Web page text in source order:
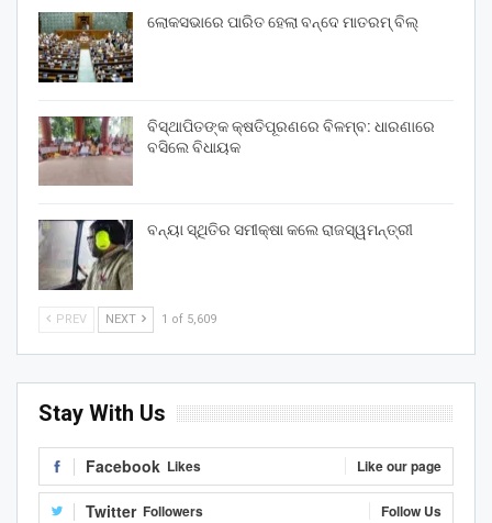
ଲୋକସଭାରେ ପାରିତ ହେଲା ବନ୍ଦେ ମାତରମ୍‌ ବିଲ୍‌
ବିସ୍ଥାପିତଙ୍କ କ୍ଷତିପୂରଣରେ ବିଳମ୍ବ: ଧାରଣାରେ
ବସିଲେ ବିଧାୟକ
ବନ୍ୟା ସ୍ଥିତିର ସମୀକ୍ଷା କଲେ ରାଜସ୍ୱମନ୍ତ୍ରୀ
PREV NEXT 1 of 5,609
Stay With Us
Facebook Likes Like our page
Twitter Followers Follow Us